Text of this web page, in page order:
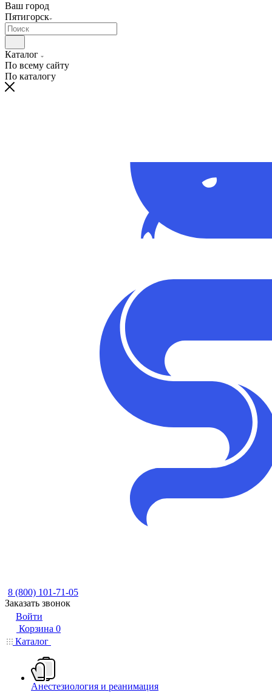
Ваш город
Пятигорск
Каталог
По всему сайту
По каталогу
8 (800) 101-71-05
Заказать звонок
Войти
Корзина 0
Каталог
Анестезиология и реанимация